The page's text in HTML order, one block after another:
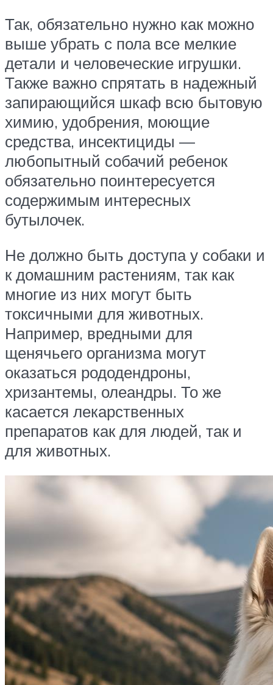
Так, обязательно нужно как можно
выше убрать с пола все мелкие
детали и человеческие игрушки.
Также важно спрятать в надежный
запирающийся шкаф всю бытовую
химию, удобрения, моющие
средства, инсектициды —
любопытный собачий ребенок
обязательно поинтересуется
содержимым интересных
бутылочек.
Не должно быть доступа у собаки и
к домашним растениям, так как
многие из них могут быть
токсичными для животных.
Например, вредными для
щенячьего организма могут
оказаться рододендроны,
хризантемы, олеандры. То же
касается лекарственных
препаратов как для людей, так и
для животных.